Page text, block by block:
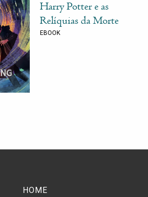
Harry Potter e as
Relíquias da Morte
EBOOK
HOME